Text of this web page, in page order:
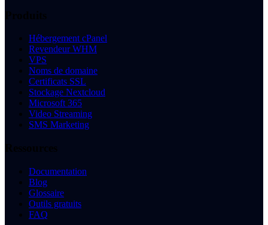
Hébergement cPanel
Revendeur WHM
VPS
Noms de domaine
Certificats SSL
Stockage Nextcloud
Microsoft 365
Video Streaming
SMS Marketing
Documentation
Blog
Glossaire
Outils gratuits
FAQ